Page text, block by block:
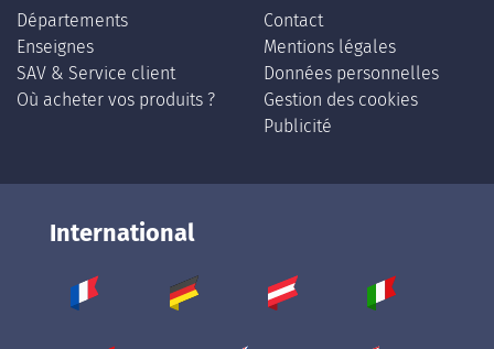
Départements
Enseignes
SAV & Service client
Où acheter vos produits ?
Contact
Mentions légales
Données personnelles
Gestion des cookies
Publicité
International